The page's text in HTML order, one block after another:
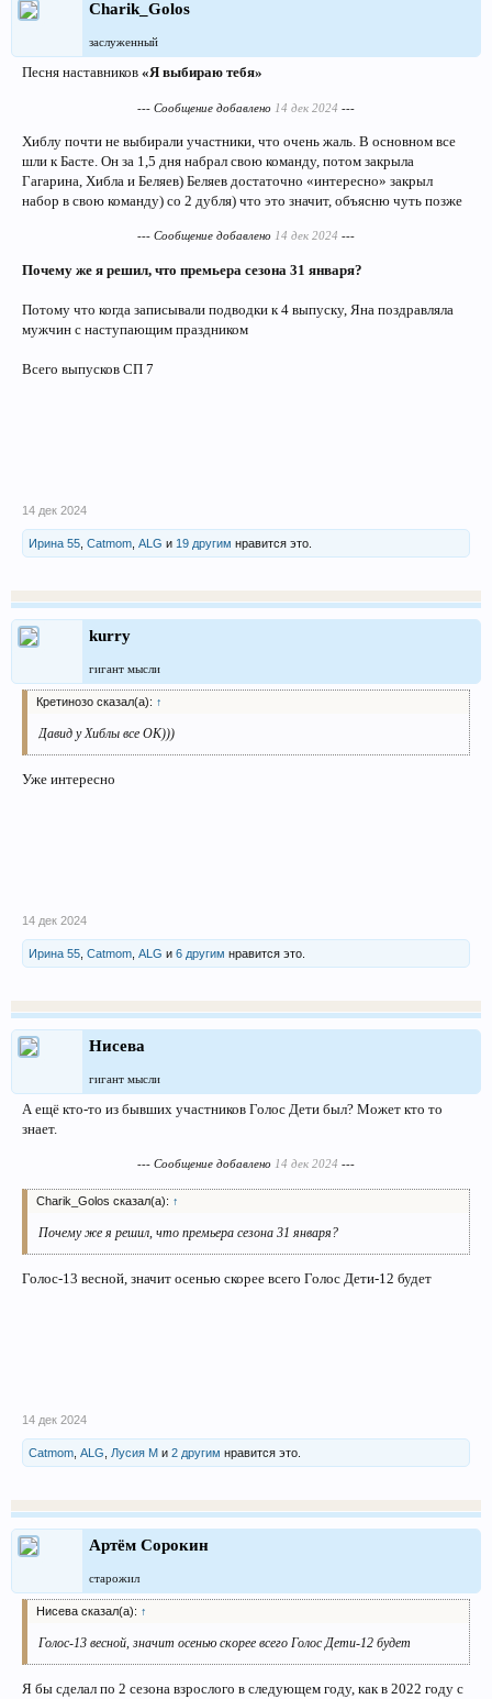
Charik_Golos
заслуженный
Песня наставников «Я выбираю тебя»
--- Сообщение добавлено 14 дек 2024 ---
Хиблу почти не выбирали участники, что очень жаль. В основном все
шли к Басте. Он за 1,5 дня набрал свою команду, потом закрыла
Гагарина, Хибла и Беляев) Беляев достаточно «интересно» закрыл
набор в свою команду) со 2 дубля) что это значит, объясню чуть позже
--- Сообщение добавлено 14 дек 2024 ---
Почему же я решил, что премьера сезона 31 января?
Потому что когда записывали подводки к 4 выпуску, Яна поздравляла
мужчин с наступающим праздником
Всего выпусков СП 7
14 дек 2024
Ирина 55 Catmom ALG и 19 другим нравится это.
kurry
гигант мысли
Кретинозо сказал(а): ↑
Давид у Хиблы все ОК)))
Уже интересно
14 дек 2024
Ирина 55 Catmom ALG и 6 другим нравится это.
Нисева
гигант мысли
А ещё кто-то из бывших участников Голос Дети был? Может кто то
знает.
--- Сообщение добавлено 14 дек 2024 ---
Charik_Golos сказал(а): ↑
Почему же я решил, что премьера сезона 31 января?
Голос-13 весной, значит осенью скорее всего Голос Дети-12 будет
14 дек 2024
Catmom ALG Лусия М и 2 другим нравится это.
Артём Сорокин
старожил
Нисева сказал(а): ↑
Голос-13 весной, значит осенью скорее всего Голос Дети-12 будет
Я бы сделал по 2 сезона взрослого в следующем году, как в 2022 году с